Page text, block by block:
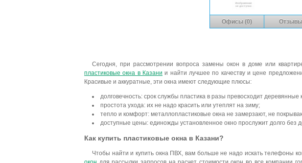
Офисы (0)
Сегодня, при рассмотрении вопроса замены окон в доме или
пластиковые окна в Казани и найти лучшее по качеству и цене
Красивые и аккуратные, эти окна имеют следующие плюсы:
долговечность: срок службы пластика в разы превосходит деревянные
простота ухода: их не надо красить или утеплят на зиму;
тепло и комфорт: металлопластиковые окна не замерзают, не
доступные цены: единожды установленное окно прослужит долго без
Как купить пластиковые окна в Казани?
Чтобы найти и купить окна ПВХ, вам больше не надо искать телефоны